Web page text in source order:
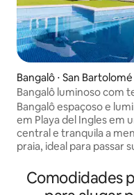
Bangalô ⋅ San
Tirajana
Bangalô luminoso com
Bangalô espaçoso e
em Playa del Ingles em
central e tranquila a
praia, ideal para passar
sala de estar-cozinha
extenso terraço com
Comodidades